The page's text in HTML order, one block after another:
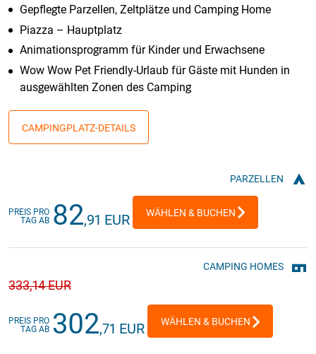
Gepflegte Parzellen, Zeltplätze und Camping Home
Piazza – Hauptplatz
Animationsprogramm für Kinder und Erwachsene
Wow Wow Pet Friendly-Urlaub für Gäste mit Hunden in
ausgewählten Zonen des Camping
CAMPINGPLATZ-DETAILS
PARZELLEN
PREIS PRO
TAG AB 82,91 EUR WÄHLEN & BUCHEN
CAMPING HOMES
333,14 EUR
PREIS PRO
TAG AB 302,71 EUR WÄHLEN & BUCHEN